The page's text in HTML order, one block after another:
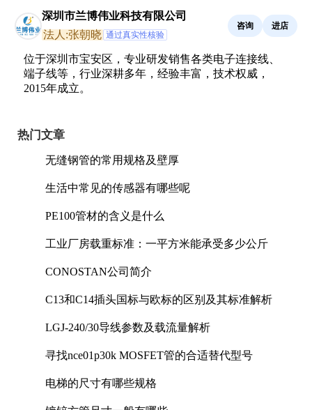
深圳市兰博伟业科技有限公司
法人:张朝晓 通过真实性核验
咨询 进店
位于深圳市宝安区，专业研发销售各类电子连接线、
端子线等，行业深耕多年，经验丰富，技术权威，
2015年成立。
热门文章
无缝钢管的常用规格及壁厚
生活中常见的传感器有哪些呢
PE100管材的含义是什么
工业厂房载重标准：一平方米能承受多少公斤
CONOSTAN公司简介
C13和C14插头国标与欧标的区别及其标准解析
LGJ-240/30导线参数及载流量解析
寻找nce01p30k MOSFET管的合适替代型号
电梯的尺寸有哪些规格